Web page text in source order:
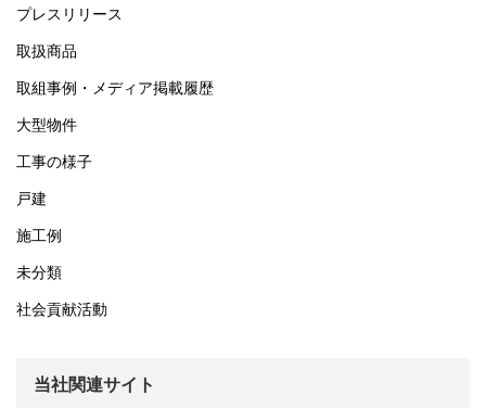
プレスリリース
取扱商品
取組事例・メディア掲載履歴
大型物件
工事の様子
戸建
施工例
未分類
社会貢献活動
当社関連サイト